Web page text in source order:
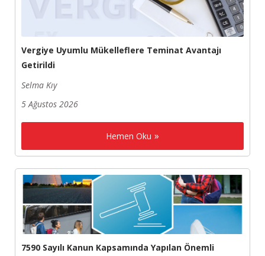
Vergiye Uyumlu Mükelleflere Teminat Avantajı
Getirildi
Selma Kıy
5 Ağustos 2026
Hemen Oku
7590 Sayılı Kanun Kapsamında Yapılan Önemli